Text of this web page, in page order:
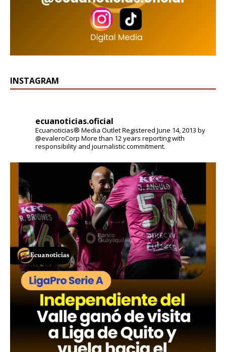
INSTAGRAM
ecuanoticias.oficial
Ecuanoticias® Media OutletRegistered June 14, 2013 by
@evaleroCorp More than 12 years reporting with
responsibility and journalistic commitment.